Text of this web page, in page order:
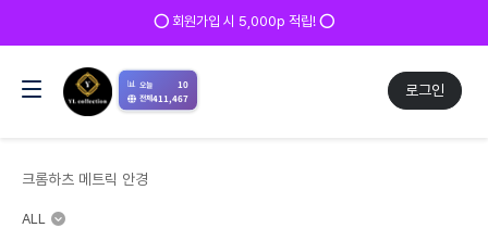
✅ 매일 방문 후 로그인 시 200p 적립! ✅
로그인
📊 오늘 10
전체411,467
크롬하츠 메트릭 안경
ALL